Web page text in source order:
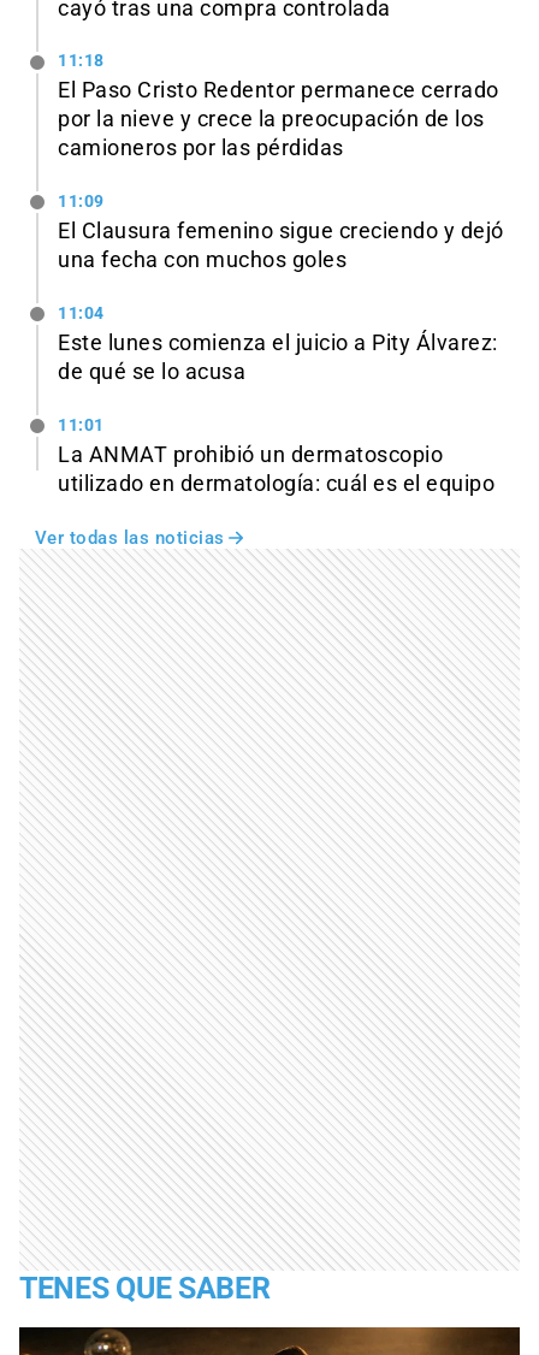
cayó tras una compra controlada
11:18
El Paso Cristo Redentor permanece cerrado
por la nieve y crece la preocupación de los
camioneros por las pérdidas
11:09
El Clausura femenino sigue creciendo y dejó
una fecha con muchos goles
11:04
Este lunes comienza el juicio a Pity Álvarez:
de qué se lo acusa
11:01
La ANMAT prohibió un dermatoscopio
utilizado en dermatología: cuál es el equipo
Ver todas las noticias
TENES QUE SABER